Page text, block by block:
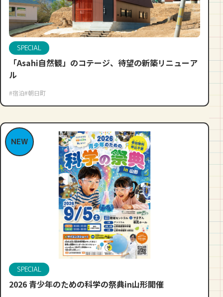
SPECIAL
「Asahi自然観」のコテージ、待望の新築リニューア
ル
#宿泊#朝日町
NEW
SPECIAL
2026 青少年のための科学の祭典in山形開催